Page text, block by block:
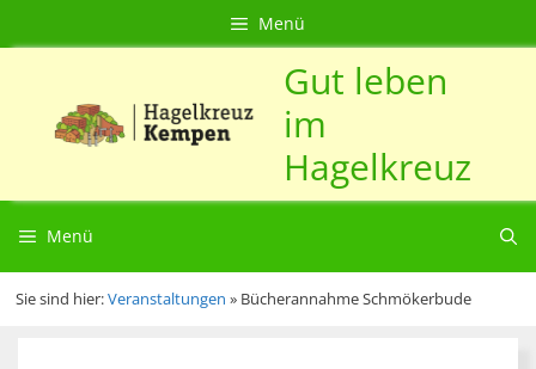
Inhalt
zur
Inhalt
Menü
Gut leben
im
Hagelkreuz
Menü
Sie sind hier:Veranstaltungen » Bücherannahme Schmökerbude